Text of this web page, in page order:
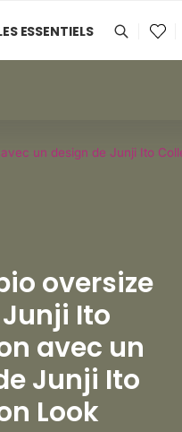
ESSENTIELS
un design de Junji Ito
oversize
Ito
avec un
Junji Ito
Look